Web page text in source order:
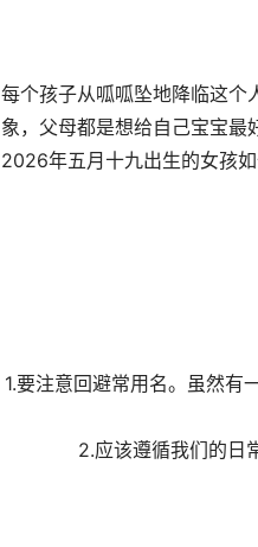
每个孩子从呱呱坠地降临这个
象，父母都是想给自己宝宝最
2026年五月十九出生的女孩
1.要注意回避常用名。虽然有
2.应该遵循我们的日